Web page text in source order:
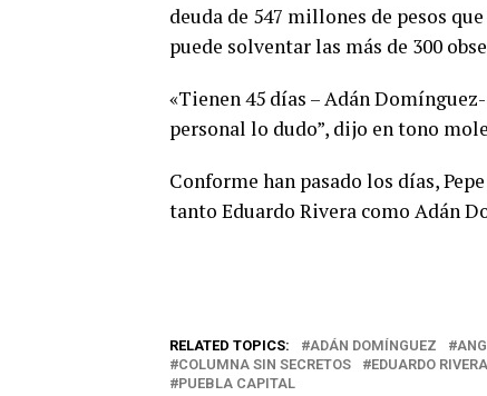
deuda de 547 millones de pesos
puede solventar las más de 300
«Tienen 45 días – Adán
personal lo dudo”, dijo en tono
Conforme han pasado los días,
tanto Eduardo Rivera como Adán
RELATED TOPICS: ADÁN DOMÍNGUEZ
COLUMNA SIN SECRETOS
EDUARDO
PUEBLA CAPITAL